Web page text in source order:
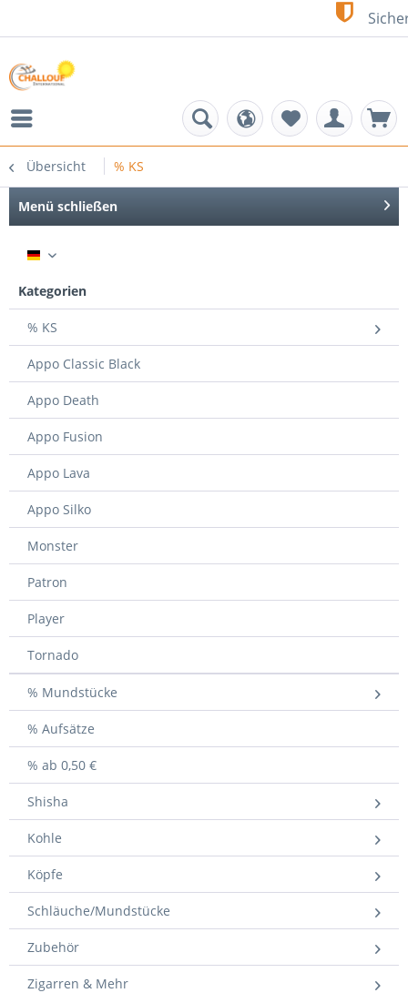
Sicher einkaufen dank SSL
Übersicht % KS
Menü schließen
DE
Kategorien
% KS
Appo Classic Black
Appo Death
Appo Fusion
Appo Lava
Appo Silko
Monster
Patron
Player
Tornado
% Mundstücke
% Aufsätze
% ab 0,50 €
Shisha
Kohle
Köpfe
Schläuche/Mundstücke
Zubehör
Zigarren & Mehr